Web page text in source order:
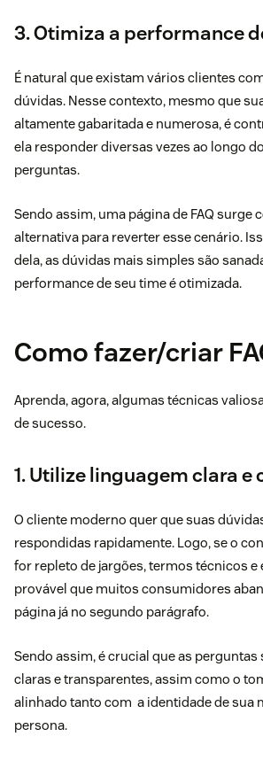
3. Otimiza a performance
É natural que existam vários clientes
dúvidas. Nesse contexto, mesmo que
altamente gabaritada e numerosa, é
ela responder diversas vezes ao longo
perguntas.
Sendo assim, uma página de FAQ surge
alternativa para reverter esse cenário.
dela, as dúvidas mais simples são
performance de seu time é otimizada.
Como fazer/criar
Aprenda, agora, algumas técnicas
de sucesso.
1. Utilize linguagem clara e
O cliente moderno quer que suas
respondidas rapidamente. Logo, se o
for repleto de jargões, termos técnicos e
provável que muitos consumidores
página já no segundo parágrafo.
Sendo assim, é crucial que as perguntas
claras e transparentes, assim como o
alinhado tanto com a identidade de sua
persona.